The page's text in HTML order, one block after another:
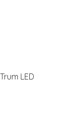
LED